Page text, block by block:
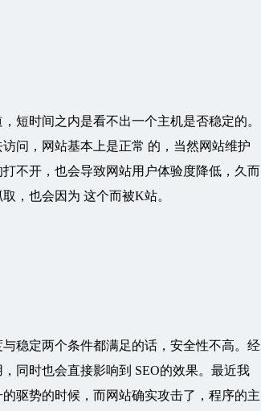
短时间之内是看不出一个主机是否稳定的。
问，网站基本上是正常 的，当然网站维护
不开，也会导致网站用户体验度降低，久而
，也会因为 这个而被K站。
稳定两个条件都满足的话，安全性不高。经
同时也会直接影响到 SEO的效果。最近我
驱势的时候，而网站确实攻击了，程序的主